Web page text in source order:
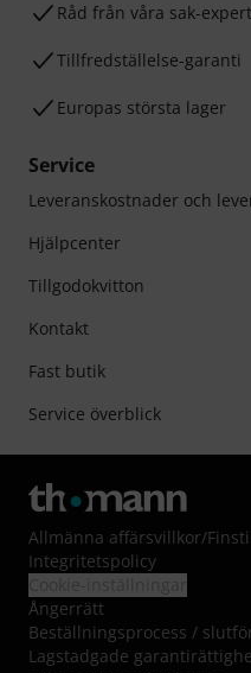
Råd från våra sak-
Tillfredställelse-garanti
Europas största lager
Service
Leveranskostnader och
Hjälpcenter
Tillgodokvitton
Kontakt
Fast butik
Service överblick
Allmänna affärsvillkor/
Integritetspolicy
Ångerrätt
Beställningsprocess /
Lagstadgade